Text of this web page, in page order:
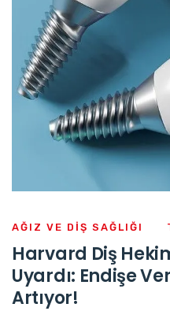
AĞIZ VE DIŞ SAĞLIĞI
Harvard Diş
Uyardı: Endişe
Artıyor!